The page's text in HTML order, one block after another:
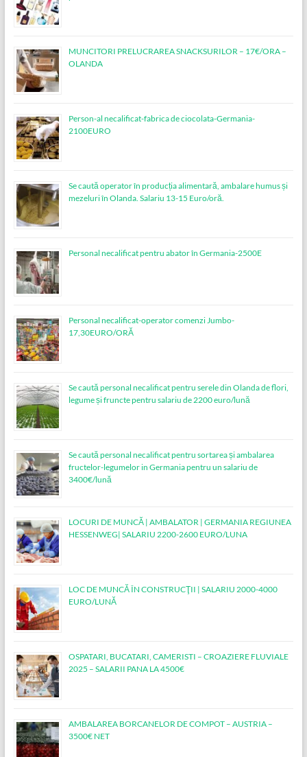
MUNCITORI PRELUCRAREA SNACKSURILOR – 17€/ORA –
OLANDA
Person-al necalificat-fabrica de ciocolata-Germania-
2100EURO
Se caută operator în producția alimentară, ambalare humus și
mezeluri în Olanda. Salariu 13-15 Euro/oră.
Personal necalificat pentru abator în Germania-2500E
Personal necalificat-operator comenzi Jumbo-
17,30EURO/ORĂ
Se caută personal necalificat pentru serele din Olanda de flori,
legume și fruncte pentru salariu de 2200 euro/lună
Se caută personal necalificat pentru sortarea și ambalarea
fructelor-legumelor in Germania pentru un salariu de
3400€/lună
LOCURI DE MUNCĂ | AMBALATOR | GERMANIA REGIUNEA
HESSENWEG| SALARIU 2200-2600 EURO/LUNA
LOC DE MUNCĂ ÎN CONSTRUCŢII | SALARIU 2000-4000
EURO/LUNĂ
OSPATARI, BUCATARI, CAMERISTI – CROAZIERE FLUVIALE
2025 – SALARII PANA LA 4500€
AMBALAREA BORCANELOR DE COMPOT – AUSTRIA –
3500€ NET